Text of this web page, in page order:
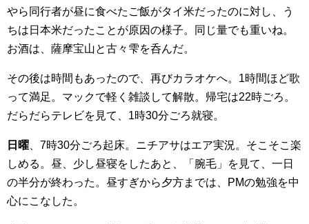
やら同行者が昼に食べたご飯がタイ米だったのに対し、う
ちは日本米だったことが原因の様子。同じ量でも重いね。
お酒は、薩摩宝山と古々雫を呑んだ。
その後は時間もあったので、再びカラオケへ。1時間ほど歌
って満足。マックで軽く雑談して解散。帰宅は22時ごろ。
だらだらテレビを見て、1時30分ごろ就寝。
日曜 、7時30分ごろ起床。ニチアサはエア実況。そこそこ楽
しめる。昼、少し昼寝をしたあと、「腕毛」を見て、一日
の半分が終わった。昼すぎから夕方までは、PMの勉強を中
心にこなした。